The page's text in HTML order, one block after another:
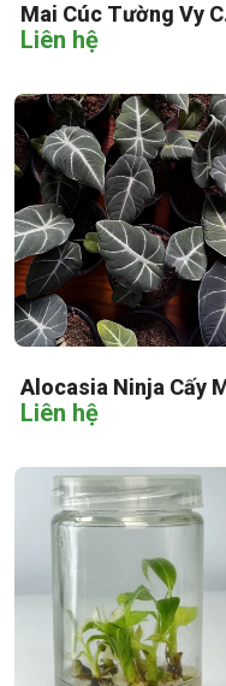
Mai Cúc Tường Vy
Mô
Liên hệ
Alocasia Ninja Cấy
Liên hệ